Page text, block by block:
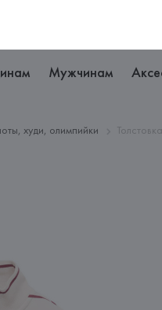
Мужчинам
худи, олимпийки